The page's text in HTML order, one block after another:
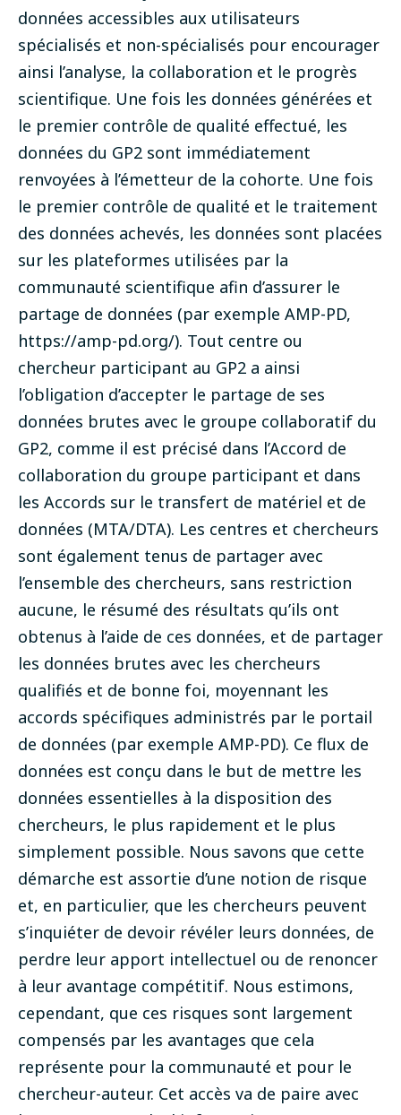
données accessibles aux utilisateurs
spécialisés et non-spécialisés pour encourager
ainsi l’analyse, la collaboration et le progrès
scientifique. Une fois les données générées et
le premier contrôle de qualité effectué, les
données du GP2 sont immédiatement
renvoyées à l’émetteur de la cohorte. Une fois
le premier contrôle de qualité et le traitement
des données achevés, les données sont placées
sur les plateformes utilisées par la
communauté scientifique afin d’assurer le
partage de données (par exemple AMP-PD,
https://amp-pd.org/). Tout centre ou
chercheur participant au GP2 a ainsi
l’obligation d’accepter le partage de ses
données brutes avec le groupe collaboratif du
GP2, comme il est précisé dans l’Accord de
collaboration du groupe participant et dans
les Accords sur le transfert de matériel et de
données (MTA/DTA). Les centres et chercheurs
sont également tenus de partager avec
l’ensemble des chercheurs, sans restriction
aucune, le résumé des résultats qu’ils ont
obtenus à l’aide de ces données, et de partager
les données brutes avec les chercheurs
qualifiés et de bonne foi, moyennant les
accords spécifiques administrés par le portail
de données (par exemple AMP-PD). Ce flux de
données est conçu dans le but de mettre les
données essentielles à la disposition des
chercheurs, le plus rapidement et le plus
simplement possible. Nous savons que cette
démarche est assortie d’une notion de risque
et, en particulier, que les chercheurs peuvent
s’inquiéter de devoir révéler leurs données, de
perdre leur apport intellectuel ou de renoncer
à leur avantage compétitif. Nous estimons,
cependant, que ces risques sont largement
compensés par les avantages que cela
représente pour la communauté et pour le
chercheur-auteur. Cet accès va de paire avec